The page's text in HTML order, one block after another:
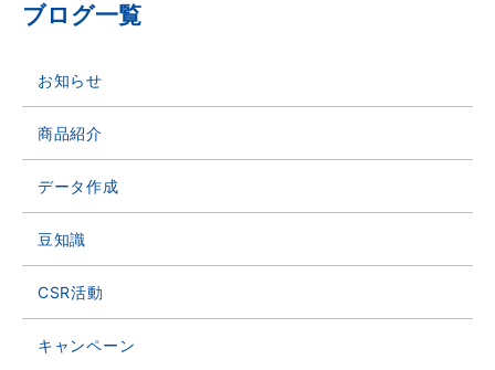
ブログ一覧
お知らせ
商品紹介
データ作成
豆知識
CSR活動
キャンペーン